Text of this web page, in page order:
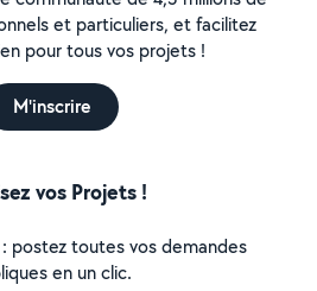
et particuliers, et facilitez
pour tous vos projets !
M'inscrire
vos Projets !
postez toutes vos demandes
en un clic.